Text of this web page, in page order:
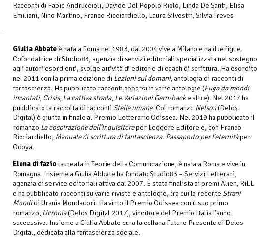
Racconti di Fabio Andruccioli, Davide Del Popolo Riolo, Linda De Santi, Elisa
Emiliani, Nino Martino, Franco Ricciardiello, Laura Silvestri, Silvia Treves
Giulia Abbateè nata a Roma nel 1983, dal 2004 vive a Milano e ha due figlie.
Cofondatrice di Studio83, agenzia di servizi editoriali specializzata nel sostegno
agli autori esordienti, svolge attività di editor e di coach di scrittura. Ha esordito
nel 2011 con la prima edizione di Lezioni sul domani, antologia di racconti di
fantascienza. Ha pubblicato racconti apparsi in varie antologie (Fuga da mondi
incantati, Crisis, La cattiva strada, Le Variazioni Gernsbacke altre). Nel 2017 ha
pubblicato la raccolta di racconti Stelle umane. Col romanzo Nelson(Delos
Digital) è giunta in finale al Premio Letterario Odissea. Nel 2019 ha pubblicato il
romanzo La cospirazione dell’inquisitoreper Leggere Editore e, con Franco
Ricciardiello, Manuale di scrittura di fantascienza. Passaporto per l’eternitàper
Odoya.
Elena di fazio laureata in Teorie della Comunicazione, è nata a Roma e vive in
Romagna. Insieme a Giulia Abbate ha fondato Studio83 – Servizi Letterari,
agenzia di service editoriali attiva dal 2007. È stata finalista ai premi Alien, RiLL
e ha pubblicato racconti su varie riviste e antologie, tra cui la recente Strani
Mondidi Urania Mondadori. Ha vinto il Premio Odissea con il suo primo
romanzo, Ucronia(Delos Digital 2017), vincitore del Premio Italia l’anno
successivo. Insieme a Giulia Abbate cura la collana Futuro Presente di Delos
Digital, dedicata alla fantascienza sociale.